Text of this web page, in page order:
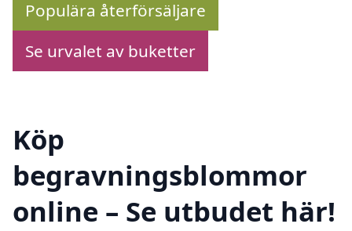
Populära återförsäljare
Se urvalet av buketter
Köp
begravningsblommor
online – Se utbudet här!